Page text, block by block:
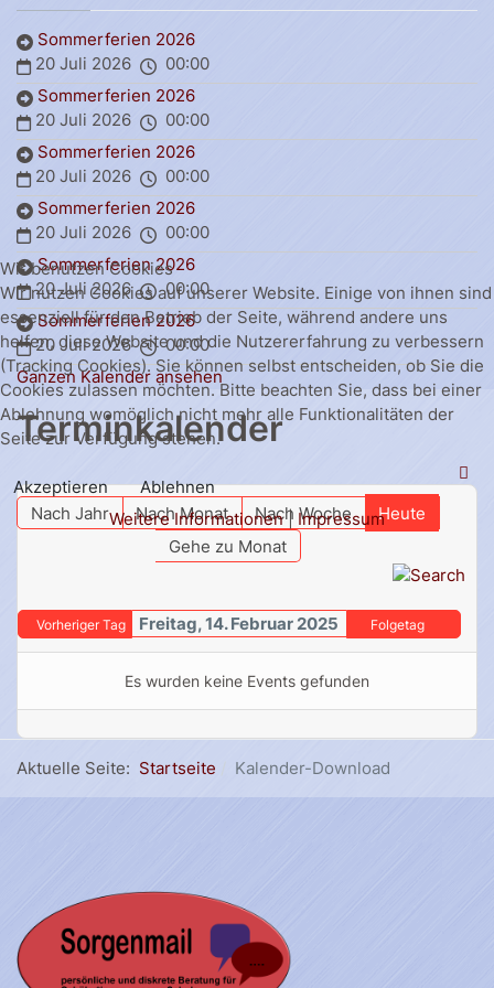
Sommerferien 2026
20 Juli 2026
00:00
Sommerferien 2026
20 Juli 2026
00:00
Sommerferien 2026
20 Juli 2026
00:00
Sommerferien 2026
20 Juli 2026
00:00
Sommerferien 2026
20 Juli 2026
00:00
Sommerferien 2026
20 Juli 2026
00:00
Ganzen Kalender ansehen
Terminkalender
Nach Jahr Nach Monat Nach Woche
Heute
Gehe zu Monat
Vorheriger Tag Freitag, 14. Februar 2025 Folgetag
Es wurden keine Events gefunden
Aktuelle Seite: Startseite Kalender-Download
Wir benutzen Cookies
Wir nutzen Cookies auf unserer Website. Einige von ihnen sind
essenziell für den Betrieb der Seite, während andere uns
helfen, diese Website und die Nutzererfahrung zu verbessern
(Tracking Cookies). Sie können selbst entscheiden, ob Sie die
Cookies zulassen möchten. Bitte beachten Sie, dass bei einer
Ablehnung womöglich nicht mehr alle Funktionalitäten der
Seite zur Verfügung stehen.
Akzeptieren
Ablehnen
Weitere Informationen| Impressum